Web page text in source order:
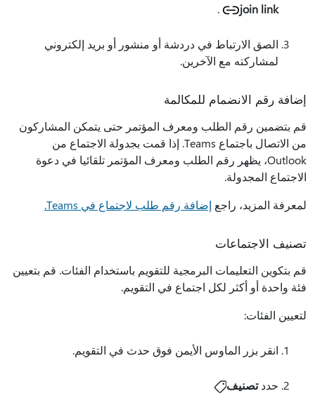
join link
.
الصق الارتباط في دردشة أو منشور أو بريد إلكتروني
لمشاركته مع الآخرين.
إضافة رقم الانضمام للمكالمة
قم بتضمين رقم الطلب ومعرف المؤتمر حتى يتمكن المشاركون
من الاتصال باجتماع Teams. إذا قمت بجدولة الاجتماع من
Outlook، يظهر رقم الطلب ومعرف المؤتمر تلقائيا في دعوة
الاجتماع المجدولة.
لمعرفة المزيد، راجع إضافة رقم طلب لاجتماع في Teams.
تصنيف الاجتماعات
قم بتكوين التعليمات البرمجية للتقويم باستخدام الفئات. قم بتعيين
فئة واحدة أو أكثر لكل اجتماع في التقويم.
لتعيين الفئات:
انقر بزر الماوس الأيمن فوق حدث في التقويم.
حددتصنيف